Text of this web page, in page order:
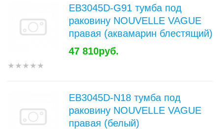
EB3045D-G91 тумба под
раковину NOUVELLE VAGUE
правая (аквамарин блестящий)
47 810руб.
EB3045D-N18 тумба под
раковину NOUVELLE VAGUE
правая (белый)